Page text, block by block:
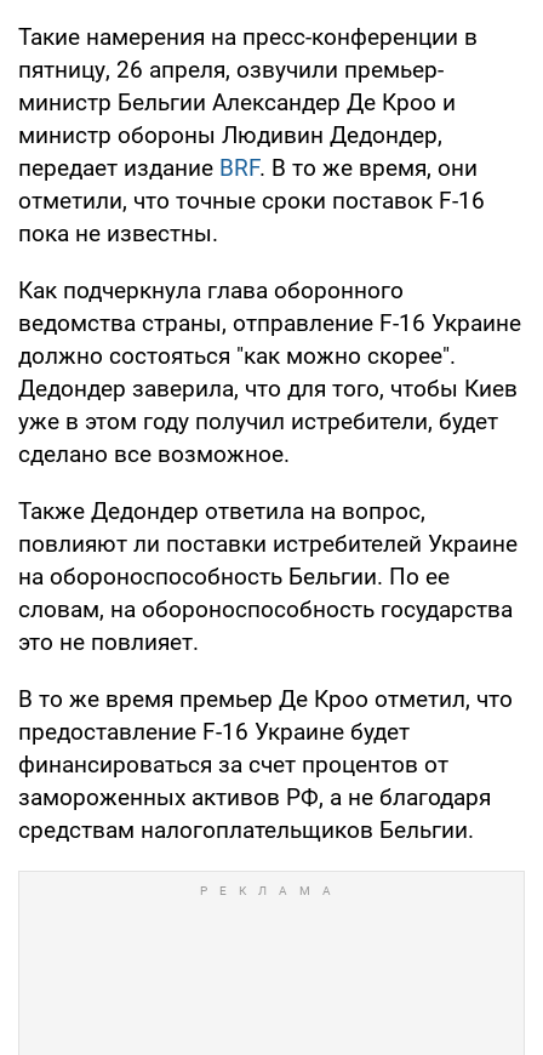
Такие намерения на пресс-конференции в
пятницу, 26 апреля, озвучили премьер-
министр Бельгии Александер Де Кроо и
министр обороны Людивин Дедондер,
передает издание BRF. В то же время, они
отметили, что точные сроки поставок F-16
пока не известны.
Как подчеркнула глава оборонного
ведомства страны, отправление F-16 Украине
должно состояться "как можно скорее".
Дедондер заверила, что для того, чтобы Киев
уже в этом году получил истребители, будет
сделано все возможное.
Также Дедондер ответила на вопрос,
повлияют ли поставки истребителей Украине
на обороноспособность Бельгии. По ее
словам, на обороноспособность государства
это не повлияет.
В то же время премьер Де Кроо отметил, что
предоставление F-16 Украине будет
финансироваться за счет процентов от
замороженных активов РФ, а не благодаря
средствам налогоплательщиков Бельгии.